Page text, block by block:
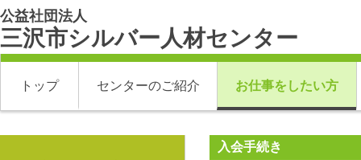
公益社団法人
三沢市シルバー人材センター
トップ センターのご紹介 お仕事をしたい方
入会手続き